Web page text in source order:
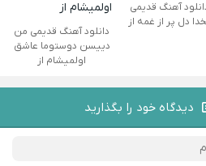
آهنگ قدیمی
دل پر از غمه از
دانلود آهنگ قدیمی من
دییسن دوستوما عاشق
اولمیشام از
دیدگاه خود را بگذارید